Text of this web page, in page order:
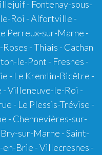
- Fontenay-sous-
le-Roi - Alfortville -
Perreux-sur-Marne -
- Thiais - Cachan
le-Pont - Fresnes -
- Le Kremlin-Bicêtre -
- Villeneuve-le-Roi -
- Le Plessis-Trévise -
- Chennevières-sur-
sur-Marne - Saint-
en-Brie - Villecresnes -